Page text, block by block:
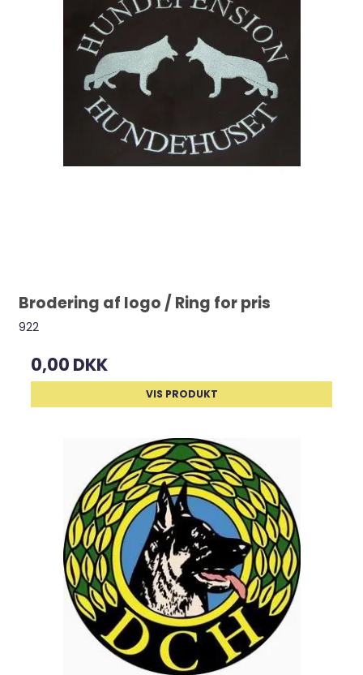
Brodering af logo / Ring for pris
922
0,00 DKK
VIS PRODUKT